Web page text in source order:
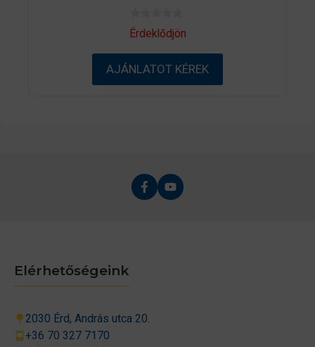
0
a
-
ő
Érdeklődjön
AJÁNLATOT KÉREK
Elérhetőségeink
2030 Érd, András utca 20.
+36 70 327 7170